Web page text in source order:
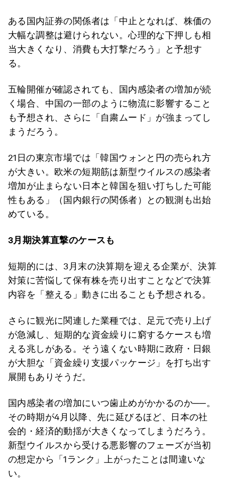
ある国内証券の関係者は「中止となれば、株価の
大幅な調整は避けられない。心理的な下押しも相
当大きくなり、消費も大打撃だろう」と予想す
る。
五輪開催が確認されても、国内感染者の増加が続
く場合、中国の一部のように物流に影響すること
も予想され、さらに「自粛ムード」が強まってし
まうだろう。
21日の東京市場では「韓国ウォンと円の売られ方
が大きい。欧米の短期筋は新型ウイルスの感染者
増加が止まらない日本と韓国を狙い打ちした可能
性もある」（国内銀行の関係者）との観測も出始
めている。
3月期決算直撃のケースも
短期的には、3月末の決算期を迎える企業が、決算
対策に苦悩して保有株を売り出すことなどで決算
内容を「整える」動きに出ることも予想される。
さらに観光に関連した業種では、足元で売り上げ
が急減し、短期的な資金繰りに窮するケースも増
える兆しがある。そう遠くない時期に政府・日銀
が大胆な「資金繰り支援パッケージ」を打ち出す
展開もありそうだ。
国内感染者の増加にいつ歯止めがかかるのか──。
その時期が4月以降、先に延びるほど、日本の社
会的・経済的動揺が大きくなってしまうだろう。
新型ウイルスから受ける悪影響のフェーズが当初
の想定から「1ランク」上がったことは間違いな
い。